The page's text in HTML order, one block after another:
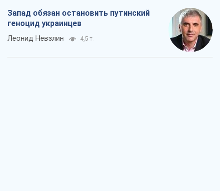
Запад обязан остановить путинский
геноцид украинцев
Леонид Невзлин 4,5 т.